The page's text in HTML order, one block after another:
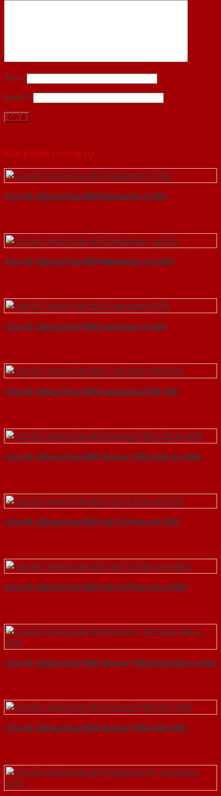
Tên *
Email *
Sản phẩm tương tự
Cửa Gỗ Chống Cháy MDF Melamine 1-SGD
Cửa Gỗ Chống Cháy MDF Melamine 1-a-SGD
Cửa Gỗ Chống Cháy MDF Laminate-a-SGD
Cửa Gỗ Chống Cháy MDF Laminate P1R2-SGD
Cửa Gỗ Chống Cháy MDF Veneer P1R2 Căm Xe-SGD
Cửa Gỗ Chống Cháy MDF O4-C1 Phào chi-SGD
Cửa Gỗ Chống Cháy MDF O4-C1 Phào chi-a-SGD
Cửa Gỗ Chống Cháy MDF Veneer P1R2 Xoan Đào-a-SGD
Cửa Gỗ Chống Cháy MDF Veneer P1R2 ASH-SGD